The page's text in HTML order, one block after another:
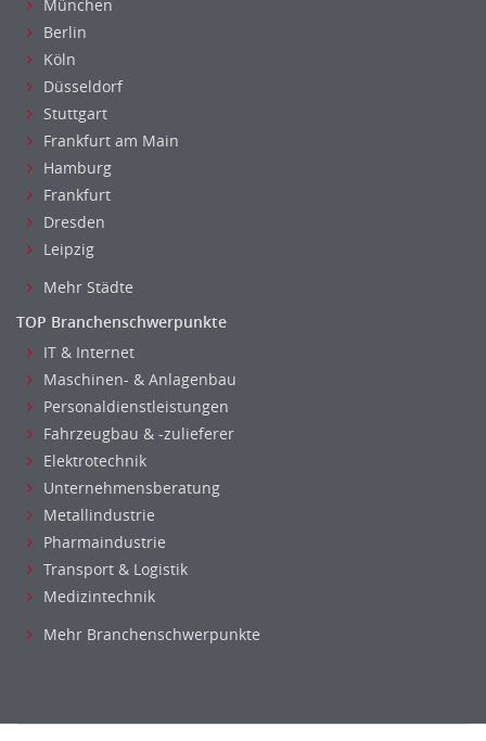
München
Berlin
Köln
Düsseldorf
Stuttgart
Frankfurt am Main
Hamburg
Frankfurt
Dresden
Leipzig
Mehr Städte
TOP Branchenschwerpunkte
IT & Internet
Maschinen- & Anlagenbau
Personaldienstleistungen
Fahrzeugbau & -zulieferer
Elektrotechnik
Unternehmensberatung
Metallindustrie
Pharmaindustrie
Transport & Logistik
Medizintechnik
Mehr Branchenschwerpunkte